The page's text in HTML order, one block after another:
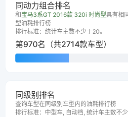
同动力组合排名
和 宝马3系GT 2016款 320i 时尚型具有相
型油耗排行榜
排行标准：统计车主数不少于20。
第970名（共2714款车型）
同级别排名
查询车型在同级别车型内的油耗排行榜
排行标准：中型车, 自动档, 统计车主数不少